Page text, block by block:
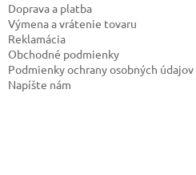
Doprava a platba
Výmena a vrátenie tovaru
Reklamácia
Obchodné podmienky
Podmienky ochrany osobných údajov
Napíšte nám